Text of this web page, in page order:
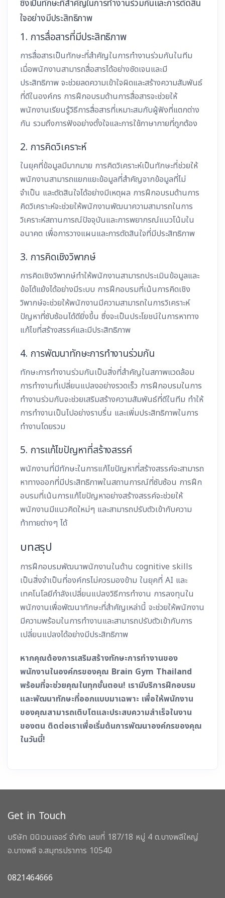
ซึ่งเป็นทักษะที่สำคัญในการทำงานร่วมกันและการตัดสิน
ใจอย่างมีประสิทธิภาพ
1. การสื่อสารที่มีประสิทธิภาพ
การสื่อสารเป็นทักษะที่สำคัญในการทำงานร่วมกันในทีม
เมื่อพนักงานสามารถสื่อสารได้อย่างชัดเจนและมี
ประสิทธิภาพ จะช่วยลดความเข้าใจผิดและสร้างความสัมพันธ์
ที่ดีในองค์กร การฝึกอบรมด้านการสื่อสารจะช่วยให้
พนักงานเรียนรู้วิธีการสื่อสารที่เหมาะสมกับผู้ฟังที่แตกต่าง
กัน รวมถึงการฟังอย่างตั้งใจและการใช้ภาษากายที่ถูกต้อง
2. การคิดวิเคราะห์
ในยุคที่ข้อมูลมีมากมาย การคิดวิเคราะห์เป็นทักษะที่ช่วยให้
พนักงานสามารถแยกแยะข้อมูลที่สำคัญจากข้อมูลที่ไม่
จำเป็น และตัดสินใจได้อย่างมีเหตุผล การฝึกอบรมด้านการ
คิดวิเคราะห์จะช่วยให้พนักงานพัฒนาความสามารถในการ
วิเคราะห์สถานการณ์ปัจจุบันและการพยากรณ์แนวโน้มใน
อนาคต เพื่อการวางแผนและการตัดสินใจที่มีประสิทธิภาพ
3. การคิดเชิงวิพากษ์
การคิดเชิงวิพากษ์ทำให้พนักงานสามารถประเมินข้อมูลและ
ข้อโต้แย้งได้อย่างมีระบบ การฝึกอบรมที่เน้นการคิดเชิง
วิพากษ์จะช่วยให้พนักงานมีความสามารถในการวิเคราะห์
ปัญหาที่ซับซ้อนได้ดียิ่งขึ้น ซึ่งจะเป็นประโยชน์ในการหาทาง
แก้ไขที่สร้างสรรค์และมีประสิทธิภาพ
4. การพัฒนาทักษะการทำงานร่วมกัน
ทักษะการทำงานร่วมกันเป็นสิ่งที่สำคัญในสภาพแวดล้อม
การทำงานที่เปลี่ยนแปลงอย่างรวดเร็ว การฝึกอบรมในการ
ทำงานร่วมกันจะช่วยเสริมสร้างความสัมพันธ์ที่ดีในทีม ทำให้
การทำงานเป็นไปอย่างราบรื่น และเพิ่มประสิทธิภาพในการ
ทำงานโดยรวม
5. การแก้ไขปัญหาที่สร้างสรรค์
พนักงานที่มีทักษะในการแก้ไขปัญหาที่สร้างสรรค์จะสามารถ
หาทางออกที่มีประสิทธิภาพในสถานการณ์ที่ซับซ้อน การฝึก
อบรมที่เน้นการแก้ไขปัญหาอย่างสร้างสรรค์จะช่วยให้
พนักงานมีแนวคิดใหม่ๆ และสามารถปรับตัวเข้ากับความ
ท้าทายต่างๆ ได้
บทสรุป
การฝึกอบรมพัฒนาพนักงานในด้าน cognitive skills
เป็นสิ่งจำเป็นที่องค์กรไม่ควรมองข้าม ในยุคที่ AI และ
เทคโนโลยีกำลังเปลี่ยนแปลงวิธีการทำงาน การลงทุนใน
พนักงานเพื่อพัฒนาทักษะที่สำคัญเหล่านี้ จะช่วยให้พนักงาน
มีความพร้อมในการทำงานและสามารถปรับตัวเข้ากับการ
เปลี่ยนแปลงได้อย่างมีประสิทธิภาพ
หากคุณต้องการเสริมสร้างทักษะการทำงานของ
พนักงานในองค์กรของคุณ Brain Gym Thailand
พร้อมที่จะช่วยคุณในทุกขั้นตอน! เรามีบริการฝึกอบรม
และพัฒนาทักษะที่ออกแบบมาเฉพาะ เพื่อให้พนักงาน
ของคุณสามารถเติบโตและประสบความสำเร็จในงาน
ของตน ติดต่อเราเพื่อเริ่มต้นการพัฒนาองค์กรของคุณ
ในวันนี้!
Get in Touch
บริษัท มินิเวนเจอร์ จำกัด เลขที่ 187/18 หมู่ 4 ต.บางพลีใหญ่
อ.บางพลี จ.สมุทรปราการ 10540
0821464666